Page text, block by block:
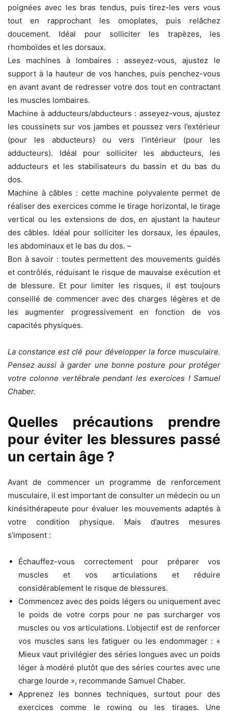
poignées avec les bras tendus, puis tirez-les vers vous
tout en rapprochant les omoplates, puis relâchez
doucement. Idéal pour solliciter les trapèzes, les
rhomboïdes et les dorsaux.
Les machines à lombaires : asseyez-vous, ajustez le
support à la hauteur de vos hanches, puis penchez-vous
en avant avant de redresser votre dos tout en contractant
les muscles lombaires.
Machine à adducteurs/abducteurs : asseyez-vous, ajustez
les coussinets sur vos jambes et poussez vers l’extérieur
(pour les abducteurs) ou vers l’intérieur (pour les
adducteurs). Idéal pour solliciter les abducteurs, les
adducteurs et les stabilisateurs du bassin et du bas du
dos.
Machine à câbles : cette machine polyvalente permet de
réaliser des exercices comme le tirage horizontal, le tirage
vertical ou les extensions de dos, en ajustant la hauteur
des câbles. Idéal pour solliciter les dorsaux, les épaules,
les abdominaux et le bas du dos. –
Bon à savoir : toutes permettent des mouvements guidés
et contrôlés, réduisant le risque de mauvaise exécution et
de blessure. Et pour limiter les risques, il est toujours
conseillé de commencer avec des charges légères et de
les augmenter progressivement en fonction de vos
capacités physiques.
La constance est clé pour développer la force musculaire.
Pensez aussi à garder une bonne posture pour protéger
votre colonne vertébrale pendant les exercices ! Samuel
Chaber.
Quelles précautions prendre
pour éviter les blessures passé
un certain âge ?
Avant de commencer un programme de renforcement
musculaire, il est important de consulter un médecin ou un
kinésithérapeute pour évaluer les mouvements adaptés à
votre condition physique. Mais d’autres mesures
s’imposent :
Échauffez-vous correctement pour préparer vos
muscles et vos articulations et réduire
considérablement le risque de blessures.
Commencez avec des poids légers ou uniquement avec
le poids de votre corps pour ne pas surcharger vos
muscles ou vos articulations. L’objectif est de renforcer
vos muscles sans les fatiguer ou les endommager : «
Mieux vaut privilégier des séries longues avec un poids
léger à modéré plutôt que des séries courtes avec une
charge lourde », recommande Samuel Chaber.
Apprenez les bonnes techniques, surtout pour des
exercices comme le rowing ou les tirages. Une